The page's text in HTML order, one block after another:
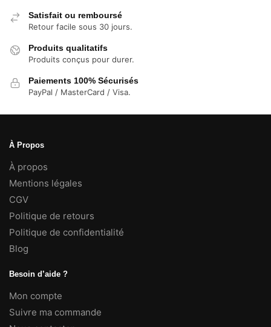
Satisfait ou remboursé
Retour facile sous 30 jours.
Produits qualitatifs
Produits conçus pour durer.
Paiements 100% Sécurisés
PayPal / MasterCard / Visa.
À Propos
À propos
Mentions légales
CGV
Politique de retours
Politique de confidentialité
Blog
Besoin d’aide ?
Mon compte
Suivre ma commande